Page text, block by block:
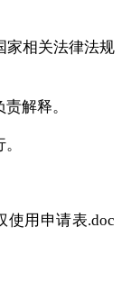
家相关法律法规
解释。
使用申请表.doc